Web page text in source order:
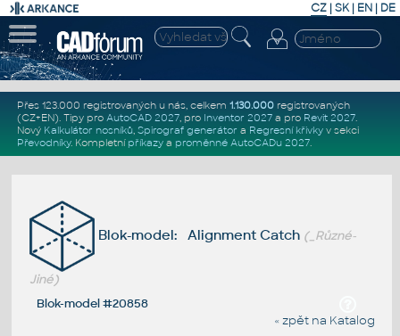
CZ | SK| EN | DE
Přes 123.000 registrovaných u nás, celkem 1.130.000registrovaných
(CZ+EN). Tipy pro AutoCAD 2027, pro Inventor 2027a pro Revit 2027.
Nový Kalkulátor nosníků, Spirograf generátor a Regresní křivkyv sekci
Převodníky. Kompletní příkazya proměnné AutoCADu 2027.
Blok-model: Alignment Catch (_Různé-
Jiné)
Blok-model #20858
« zpět na Katalog